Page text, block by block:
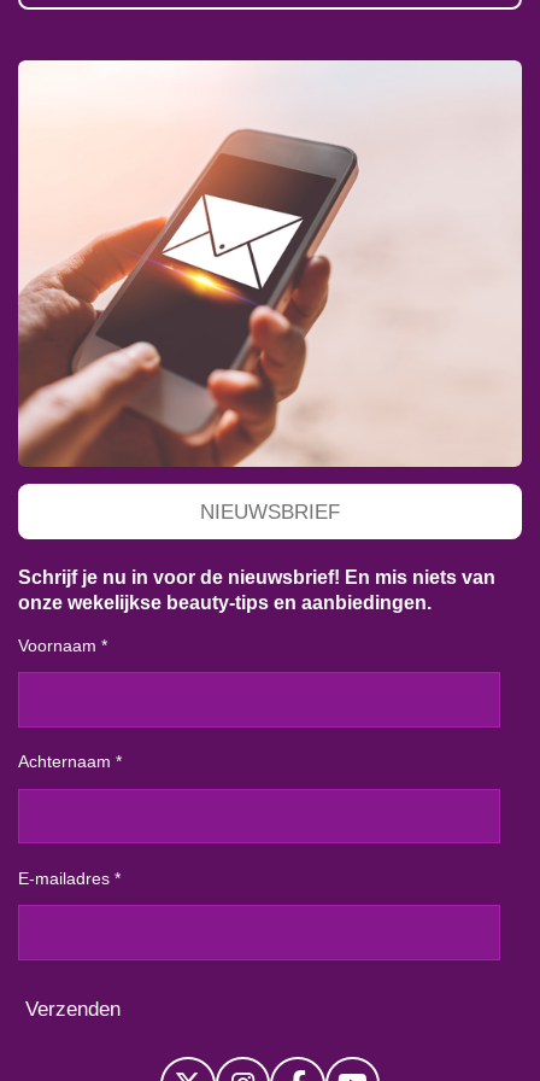
NIEUWSBRIEF
Schrijf je nu in voor de nieuwsbrief! En mis niets van
onze wekelijkse beauty-tips en aanbiedingen.
Voornaam *
Achternaam *
E-mailadres *
Verzenden